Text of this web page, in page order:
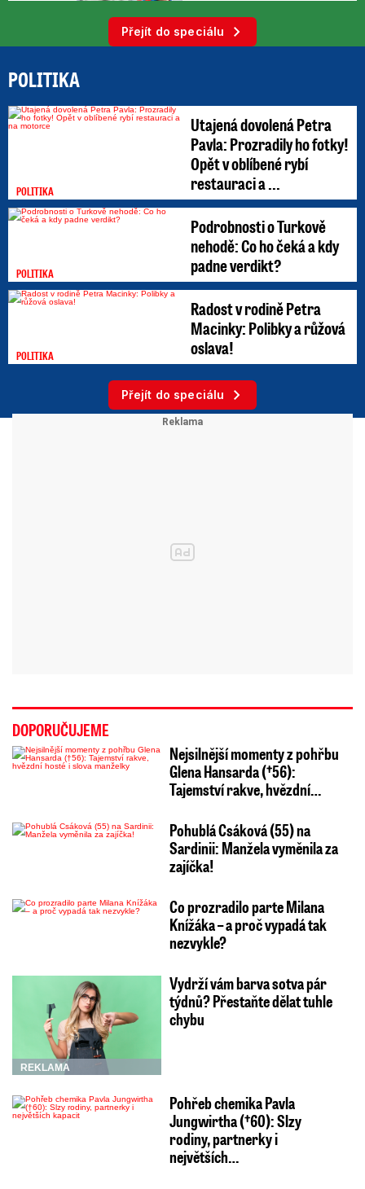
Přejít do speciálu
POLITIKA
POLITIKA
Utajená dovolená Petra
Pavla: Prozradily ho fotky!
Opět v oblíbené rybí
restauraci a ...
POLITIKA
Podrobnosti o Turkově
nehodě: Co ho čeká a kdy
padne verdikt?
POLITIKA
Radost v rodině Petra
Macinky: Polibky a růžová
oslava!
Přejít do speciálu
DOPORUČUJEME
Nejsilnější momenty z pohřbu
Glena Hansarda (†56):
Tajemství rakve, hvězdní…
Pohublá Csáková (55) na
Sardinii: Manžela vyměnila za
zajíčka!
Co prozradilo parte Milana
Knížáka – a proč vypadá tak
nezvykle?
REKLAMA
Vydrží vám barva sotva pár
týdnů? Přestaňte dělat tuhle
chybu
Pohřeb chemika Pavla
Jungwirtha (†60): Slzy
rodiny, partnerky i
největších…